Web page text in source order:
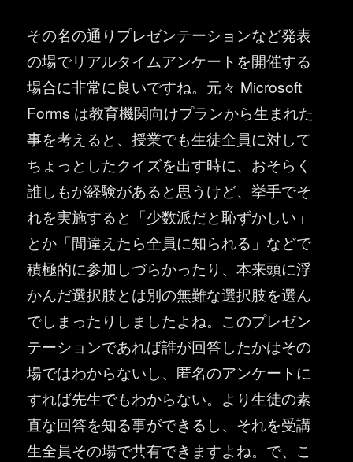
その名の通りプレゼンテーションなど発表
の場でリアルタイムアンケートを開催する
場合に非常に良いですね。元々 Microsoft
Forms は教育機関向けプランから生まれた
事を考えると、授業でも生徒全員に対して
ちょっとしたクイズを出す時に、おそらく
誰しもが経験があると思うけど、挙手でそ
れを実施すると「少数派だと恥ずかしい」
とか「間違えたら全員に知られる」などで
積極的に参加しづらかったり、本来頭に浮
かんだ選択肢とは別の無難な選択肢を選ん
でしまったりしましたよね。このプレゼン
テーションであれば誰が回答したかはその
場ではわからないし、匿名のアンケートに
すれば先生でもわからない。より生徒の素
直な回答を知る事ができるし、それを受講
生全員その場で共有できますよね。で、こ